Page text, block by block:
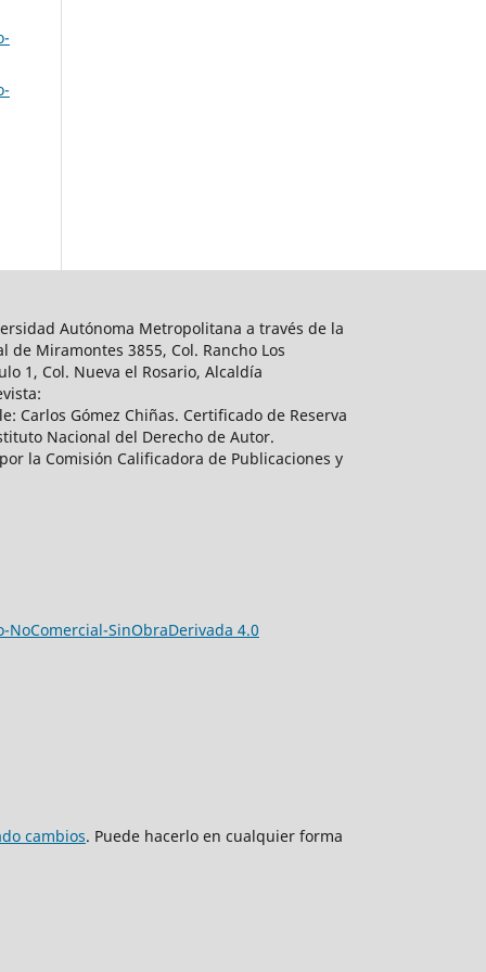
Autónoma Metropolitana a través de la
de Miramontes 3855, Col. Rancho Los
1, Col. Nueva el Rosario, Alcaldía
Carlos Gómez Chiñas. Certificado de Reserva
Nacional del Derecho de Autor.
la Comisión Calificadora de Publicaciones y
NoComercial-SinObraDerivada 4.0
cambios. Puede hacerlo en cualquier forma